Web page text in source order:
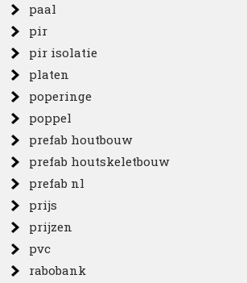
paal
pir
pir isolatie
platen
poperinge
poppel
prefab houtbouw
prefab houtskeletbouw
prefab nl
prijs
prijzen
pvc
rabobank